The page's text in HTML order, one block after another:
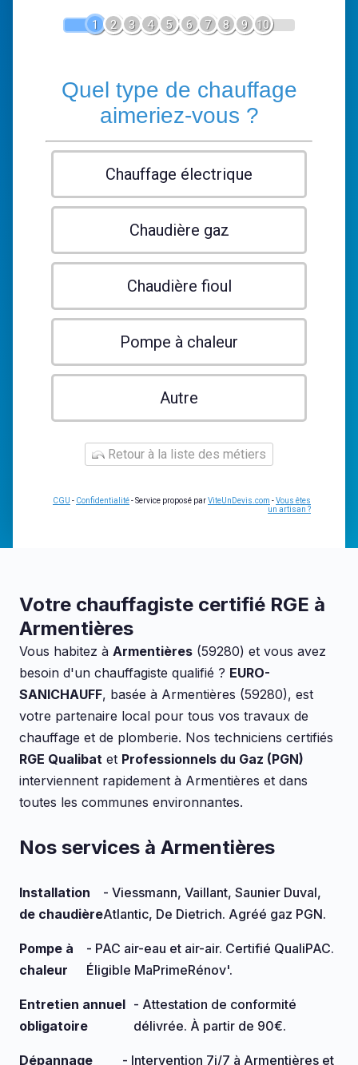
1 2 3 4 5 6 7 8 9 10
Quel type de chauffage
aimeriez-vous ?
Chauffage électrique
Chaudière gaz
Chaudière fioul
Pompe à chaleur
Autre
Retour à la liste des métiers
CGU - Confidentialité- Service proposé parViteUnDevis.com -Vous êtes
un artisan ?
Votre chauffagiste certifié RGE à
Armentières
Vous habitez à Armentières (59280) et vous avez
besoin d'un chauffagiste qualifié ? EURO-
SANICHAUFF, basée à Armentières (59280), est
votre partenaire local pour tous vos travaux de
chauffage et de plomberie. Nos techniciens certifiés
RGE Qualibat et Professionnels du Gaz (PGN)
interviennent rapidement à Armentières et dans
toutes les communes environnantes.
Nos services à Armentières
Installation
de chaudière
- Viessmann, Vaillant, Saunier Duval,
Atlantic, De Dietrich. Agréé gaz PGN.
Pompe à
chaleur
- PAC air-eau et air-air. Certifié QualiPAC.
Éligible MaPrimeRénov'.
Entretien annuel
obligatoire
- Attestation de conformité
délivrée. À partir de 90€.
Dépannage - Intervention 7j/7 à Armentières et